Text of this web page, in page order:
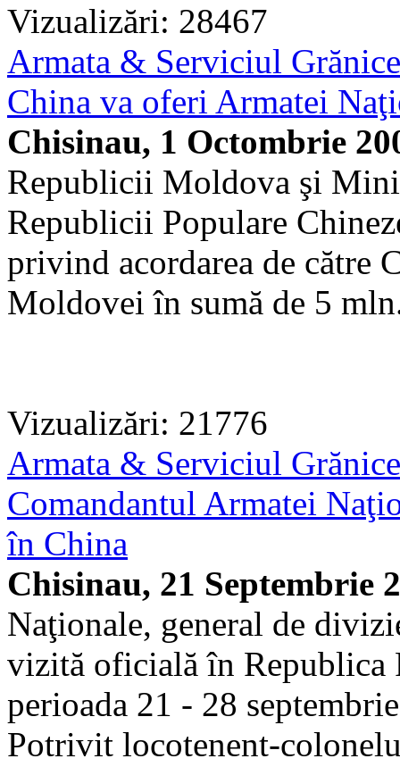
Vizualizări: 28467
Armata & Serviciul
China va oferi Armatei
Chisinau, 1 Octombrie
Republicii Moldova şi
Republicii Populare
privind acordarea de către
Moldovei în sumă de 5
Vizualizări: 21776
Armata & Serviciul
Comandantul Armatei
în China
Chisinau, 21 Septembrie
Naţionale, general de
vizită oficială în Republica
perioada 21 - 28
Potrivit locotenent-